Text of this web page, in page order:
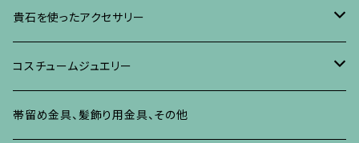
ブレスレット、その他
イヤリング、ピアス
ブローチ
イヤリング、ピアス
朴の木やポプラに蒔絵のアクセサリー
ブローチ
イヤリング・ピアス
その他の蒔絵のアクセサリー
ネックレス、ペンダント
リング
ブレスレット、バングル、その他
イヤリング、ピアス
ネックレス、ペンダント
リング
ブローチ
イヤリング、ピアス
ネックレス、ペンダント
貴石を使ったアクセサリー
ブローチ
イヤリング、ピアス
コスチュームジュエリー
ブローチ
帯留め金具、髪飾り用金具、その他